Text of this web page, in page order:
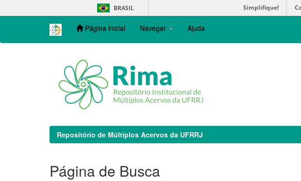
navigation
BRASIL Simplifique!
Página inicial Navegar Ajuda
Repositório de Múltiplos Acervos da UFRRJ
Página de Busca